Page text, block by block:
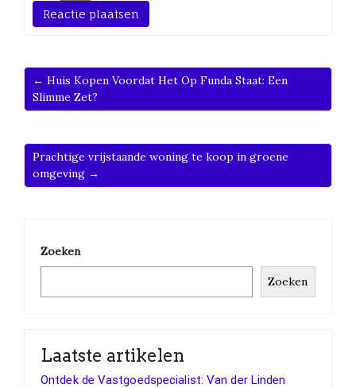
← Huis Kopen Voordat Het Op Funda Staat: Een
Slimme Zet?
Prachtige vrijstaande woning te koop in groene
omgeving →
Zoeken
Zoeken
Laatste artikelen
Ontdek de Vastgoedspecialist: Van der Linden